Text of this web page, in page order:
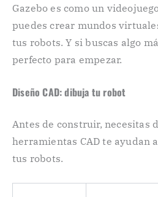
Gazebo es como un
puedes crear mundos
tus robots. Y si buscas algo
perfecto para empezar.
Diseño CAD: dibuja tu robot
Antes de construir, necesitas
herramientas CAD te ayudan
tus robots.